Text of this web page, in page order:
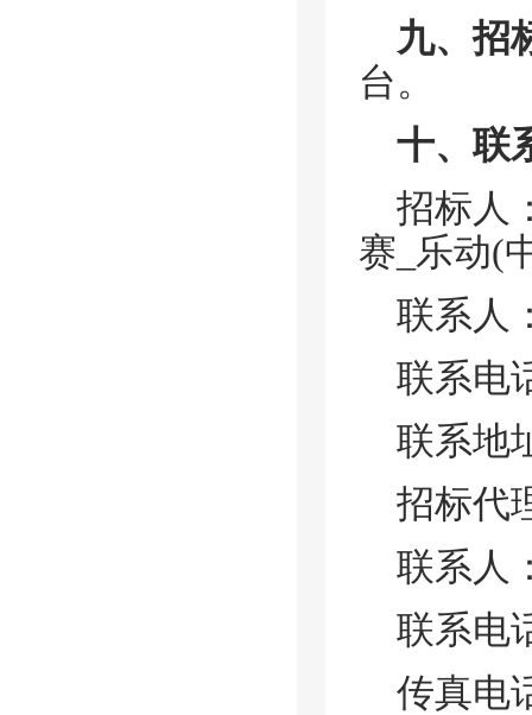
九、招
台。
十、联
招标人
赛_乐动(
联系人
联系电
联系地
招标代
联系人
联系电
传真电